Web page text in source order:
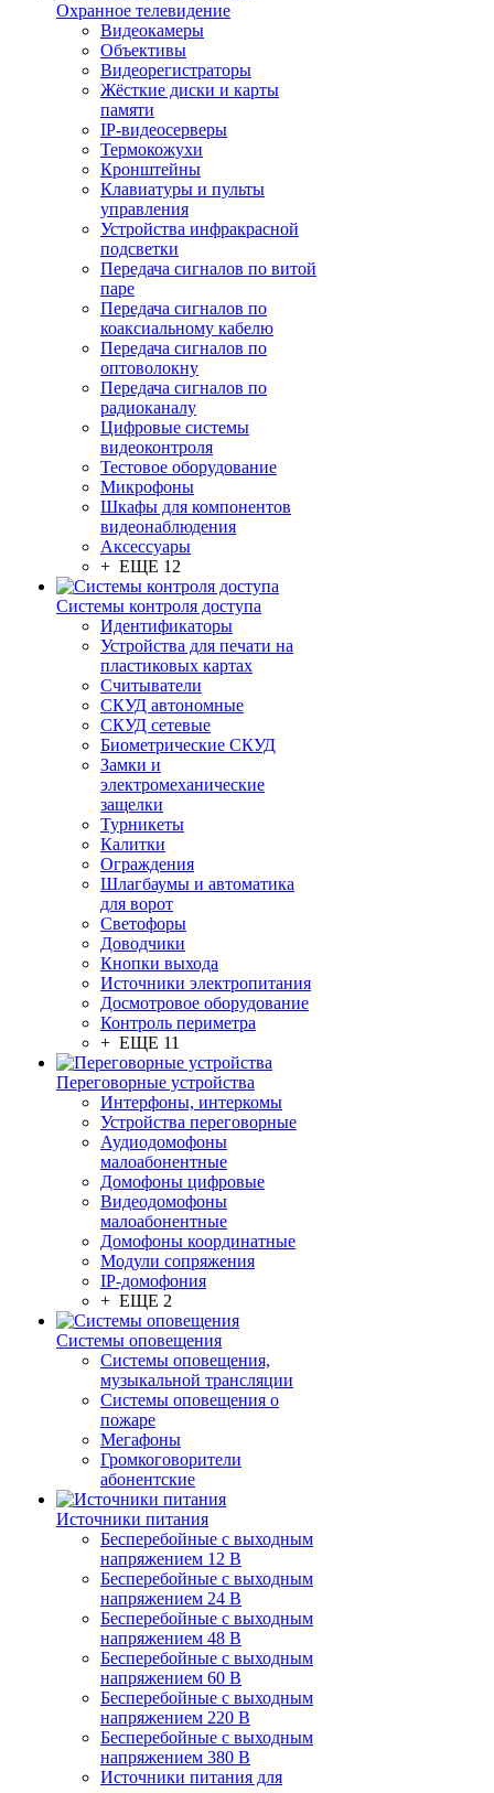
Охранное телевидение
Видеокамеры
Объективы
Видеорегистраторы
Жёсткие диски и карты
памяти
IP-видеосерверы
Термокожухи
Кронштейны
Клавиатуры и пульты
управления
Устройства инфракрасной
подсветки
Передача сигналов по витой
паре
Передача сигналов по
коаксиальному кабелю
Передача сигналов по
оптоволокну
Передача сигналов по
радиоканалу
Цифровые системы
видеоконтроля
Тестовое оборудование
Микрофоны
Шкафы для компонентов
видеонаблюдения
Аксессуары
+ ЕЩЕ 12
Системы контроля доступа
Идентификаторы
Устройства для печати на
пластиковых картах
Считыватели
СКУД автономные
СКУД сетевые
Биометрические СКУД
Замки и
электромеханические
защелки
Турникеты
Калитки
Ограждения
Шлагбаумы и автоматика
для ворот
Светофоры
Доводчики
Кнопки выхода
Источники электропитания
Досмотровое оборудование
Контроль периметра
+ ЕЩЕ 11
Переговорные устройства
Интерфоны, интеркомы
Устройства переговорные
Аудиодомофоны
малоабонентные
Домофоны цифровые
Видеодомофоны
малоабонентные
Домофоны координатные
Модули сопряжения
IP-домофония
+ ЕЩЕ 2
Системы оповещения
Системы оповещения,
музыкальной трансляции
Системы оповещения о
пожаре
Мегафоны
Громкоговорители
абонентские
Источники питания
Бесперебойные с выходным
напряжением 12 В
Бесперебойные с выходным
напряжением 24 В
Бесперебойные с выходным
напряжением 48 В
Бесперебойные с выходным
напряжением 60 В
Бесперебойные с выходным
напряжением 220 В
Бесперебойные с выходным
напряжением 380 В
Источники питания для